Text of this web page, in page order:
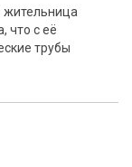
жительница
что с её
трубы